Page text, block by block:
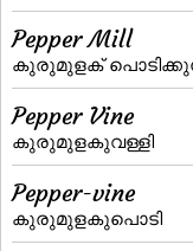
Pepper Mill
കുരുമുളക്‌
Pepper Vine
കുരുമുളകുവള്ളി
Pepper-vine
കുരുമുളകുപൊടി